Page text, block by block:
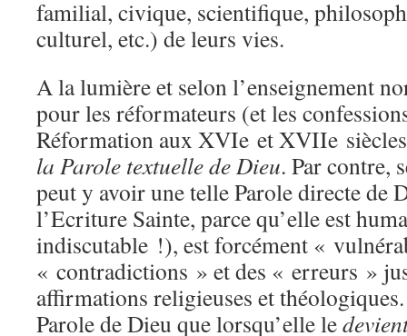
familial, civique, scientifique,
culturel, etc.) de leurs vies.
A la lumière et selon l’enseignement
pour les réformateurs (et les
Réformation aux XVIe et XVIIe
la Parole textuelle de Dieu. Par contre,
peut y avoir une telle Parole directe de
l’Ecriture Sainte, parce qu’elle est
indiscutable !), est forcément «
« contradictions » et des « erreurs »
affirmations religieuses et
Parole de Dieu que lorsqu’elle le